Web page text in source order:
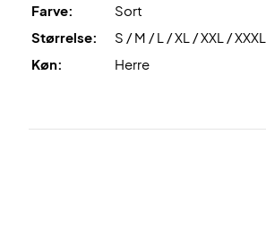
Farve:
Sort
Størrelse:
S / M / L / XL / XXL / XXXL
Køn:
Herre